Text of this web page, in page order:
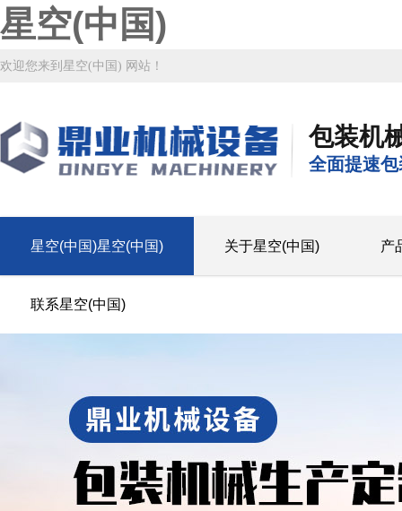
星空(中国)
欢迎您来到星空(中国) 网站！
包装机
全面提速
星空(中国)星空(中国) 关于星空(中国) 产
联系星空(中国)